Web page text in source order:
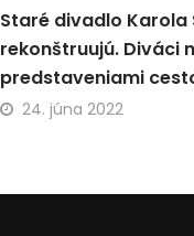
Staré divadlo Karola
rekonštruujú. Diváci
predstaveniami
24. júna 2022